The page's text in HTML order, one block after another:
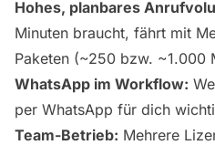
Hohes, planbares
Minuten braucht, fährt mit
Paketen (~250 bzw. ~1.000
WhatsApp im Workflow:
per WhatsApp für dich
Team-Betrieb: Mehrere